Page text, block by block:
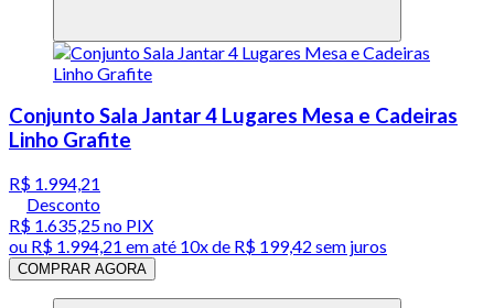
Conjunto Sala Jantar 4 Lugares Mesa e Cadeiras
Linho Grafite
R$ 1.994,21
Desconto
R$ 1.635,25no PIX
ou R$ 1.994,21 em até 10x de R$ 199,42 sem juros
COMPRAR AGORA